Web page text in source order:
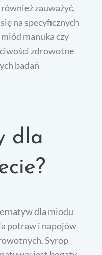
zauważyć,
na specyficznych
manuka czy
zdrowotne
badań
dla
dla miodu
potraw i napojów
Syrop